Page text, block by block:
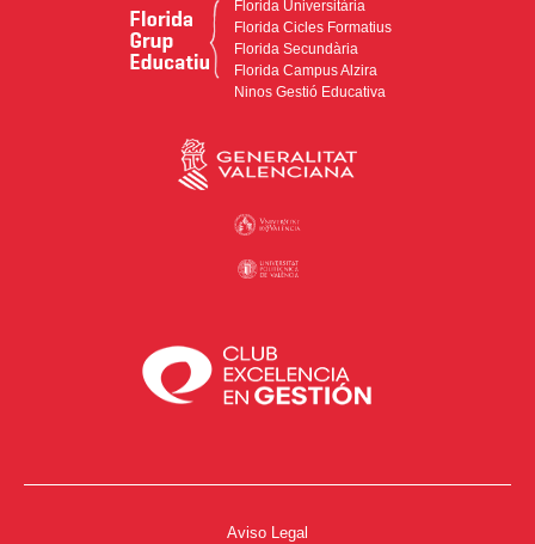
Florida Universitària
Florida Cicles Formatius
Florida Secundària
Florida Campus Alzira
Ninos Gestió Educativa
Aviso Legal